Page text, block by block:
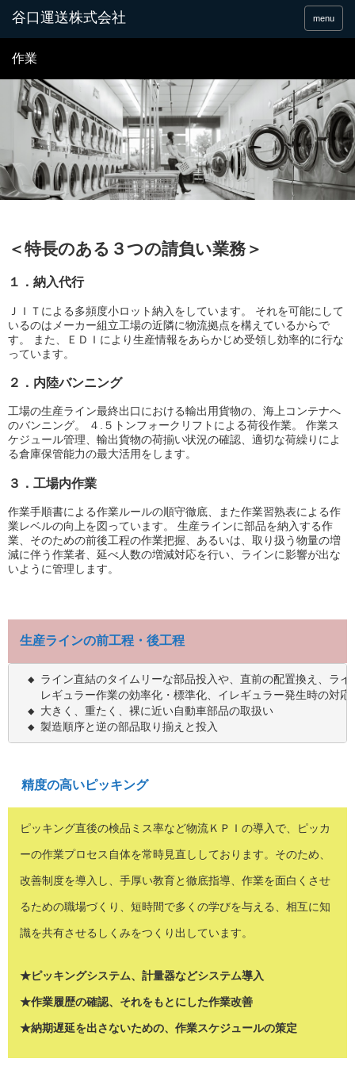
谷口運送株式会社 menu
作業
＜特長のある３つの請負い業務＞
１．納入代行
ＪＩＴによる多頻度小ロット納入をしています。 それを可能にして
いるのはメーカー組立工場の近隣に物流拠点を構えているからで
す。 また、ＥＤＩにより生産情報をあらかじめ受領し効率的に行な
っています。
２．内陸バンニング
工場の生産ライン最終出口における輸出用貨物の、海上コンテナへ
のバンニング。 ４.５トンフォークリフトによる荷役作業。 作業ス
ケジュール管理、輸出貨物の荷揃い状況の確認、適切な荷繰りによ
る倉庫保管能力の最大活用をします。
３．工場内作業
作業手順書による作業ルールの順守徹底、また作業習熟表による作
業レベルの向上を図っています。 生産ラインに部品を納入する作
業、そのための前後工程の作業把握、あるいは、取り扱う物量の増
減に伴う作業者、延べ人数の増減対応を行い、ラインに影響が出な
いように管理します。
生産ラインの前工程・後工程
◆ ライン直結のタイムリーな部品投入や、直前の配置換え、ライ
レギュラー作業の効率化・標準化、イレギュラー発生時の対応
◆ 大きく、重たく、裸に近い自動車部品の取扱い
◆ 製造順序と逆の部品取り揃えと投入
精度の高いピッキング
ピッキング直後の検品ミス率など物流ＫＰＩの導入で、ピッカ
ーの作業プロセス自体を常時見直ししております。そのため、
改善制度を導入し、手厚い教育と徹底指導、作業を面白くさせ
るための職場づくり、短時間で多くの学びを与える、相互に知
識を共有させるしくみをつくり出しています。
★ピッキングシステム、計量器などシステム導入
★作業履歴の確認、それをもとにした作業改善
★納期遅延を出さないための、作業スケジュールの策定